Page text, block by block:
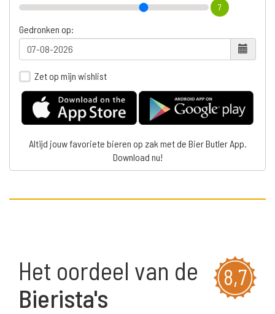
7
Gedronken op:
Zet op mijn wishlist
Altijd jouw favoriete bieren op zak met de Bier Butler App.
Download nu!
8,7
Het oordeel van de
Bierista's